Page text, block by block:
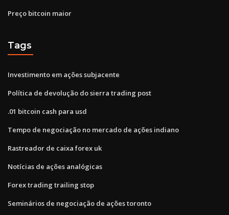
Preço bitcoin maior
Tags
Investimento em ações subjacente
Política de devolução do sierra trading post
.01 bitcoin cash para usd
Tempo de negociação no mercado de ações indiano
Rastreador de caixa forex uk
Notícias de ações analógicas
Forex trading trailing stop
Seminários de negociação de ações toronto